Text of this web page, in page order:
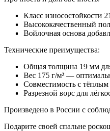
Класс износостойкости
Высококачественный
Войлочная основа
Технические преимущества:
Общая толщина 19 мм
Вес 175 г/м² —
Совместимость с
Разрезной ворс для
Произведено в России с
Подарите своей спальне